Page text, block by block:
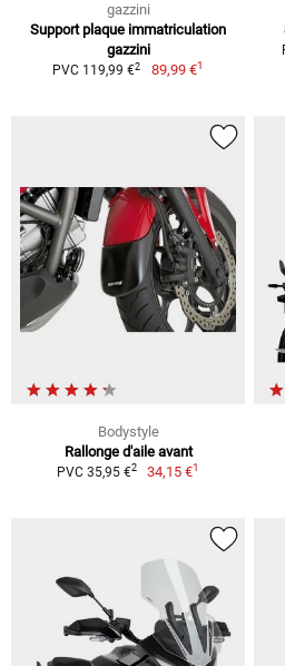
gazzini
Support plaque immatriculation
gazzini
PVC 119,99 €2 89,99 €1
Bodystyle
Rallonge d'aile avant
PVC 35,95 €2 34,15 €1